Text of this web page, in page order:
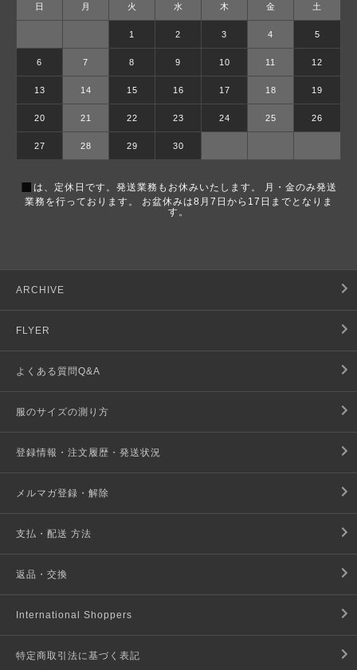
日 月 火 水 木 金 土
1 2 3 4 5
6 7 8 9 10 11 12
13 14 15 16 17 18 19
20 21 22 23 24 25 26
27 28 29 30
■ は、定休日です。発送業務もお休みいたします。 月・金のみ発送
業務を行っております。 お盆休みは8月7日から17日までとなりま
す。
ARCHIVE
FLYER
よくある質問Q&A
服のサイズの測り方
登録情報・注文履歴・発送状況
メルマガ登録・解除
支払・配送 方法
返品・交換
International Shoppers
特定商取引法に基づく表記